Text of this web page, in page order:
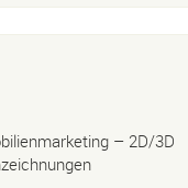
– 2D/3D